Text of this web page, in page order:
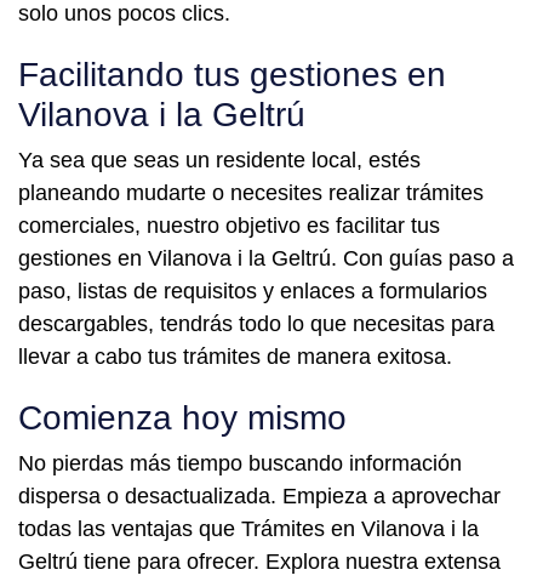
solo unos pocos clics.
Facilitando tus gestiones en
Vilanova i la Geltrú
Ya sea que seas un residente local, estés
planeando mudarte o necesites realizar trámites
comerciales, nuestro objetivo es facilitar tus
gestiones en Vilanova i la Geltrú. Con guías paso a
paso, listas de requisitos y enlaces a formularios
descargables, tendrás todo lo que necesitas para
llevar a cabo tus trámites de manera exitosa.
Comienza hoy mismo
No pierdas más tiempo buscando información
dispersa o desactualizada. Empieza a aprovechar
todas las ventajas que Trámites en Vilanova i la
Geltrú tiene para ofrecer. Explora nuestra extensa